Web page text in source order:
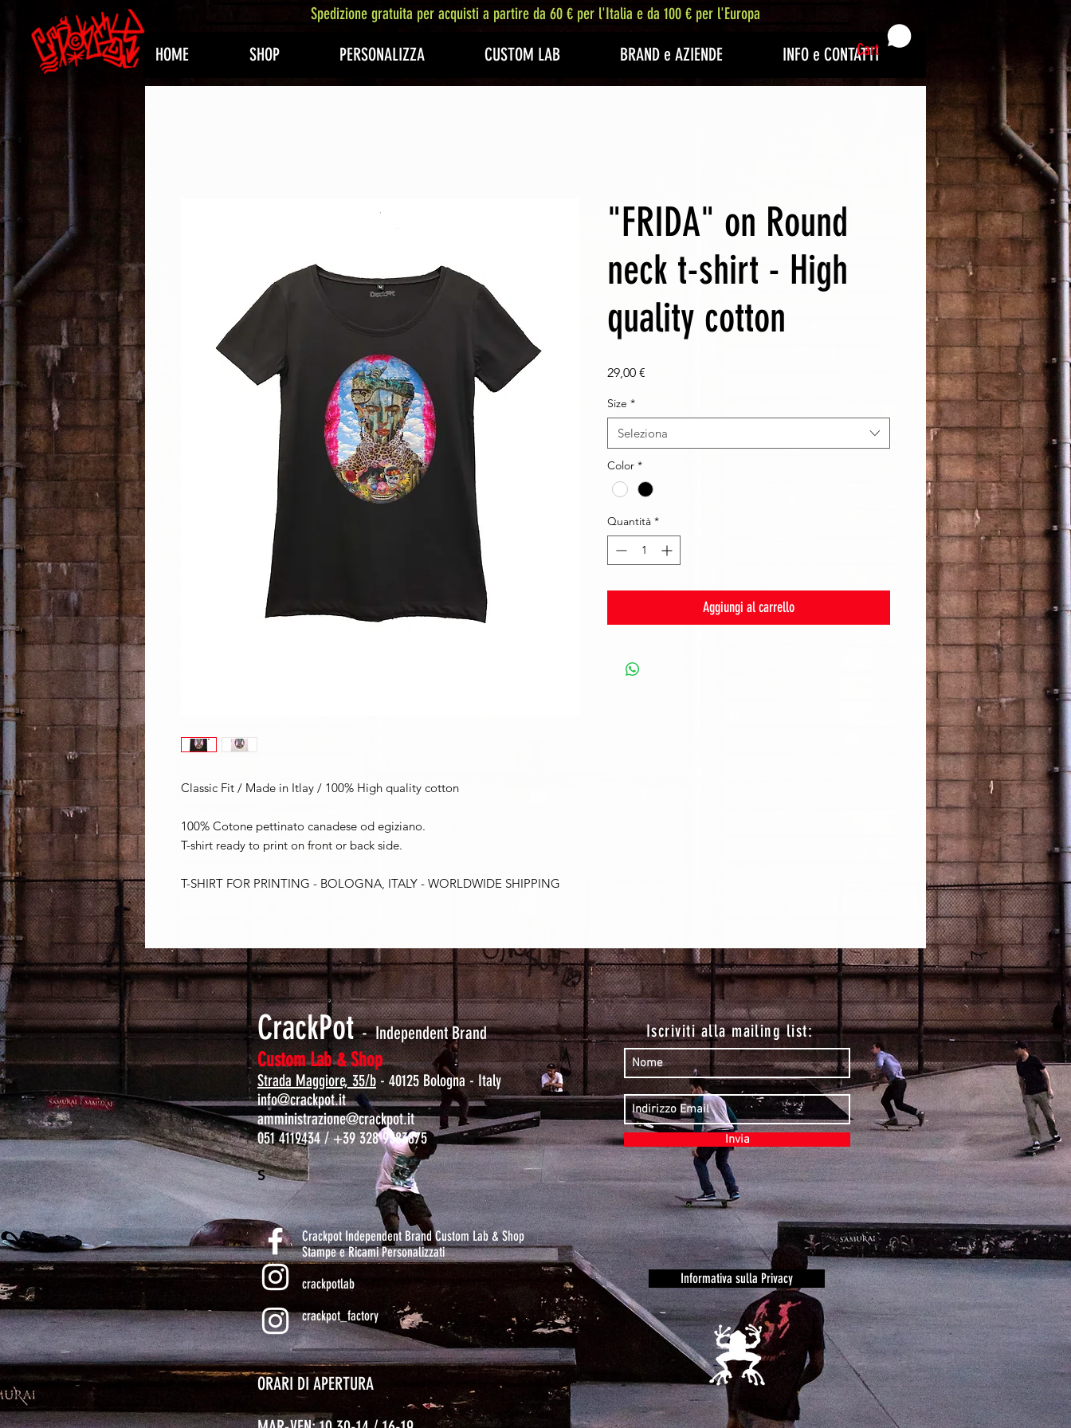
HOME SHOP PERSONALIZZA CUSTOM LAB BRAND e AZIENDE INFO e CONTATTI
Spedizione gratuita per acquisti a partire da 60 € per l'Italia e da 100 € per l'Europa
Cart
Classic Fit / Made in Itlay / 100% High quality cotton
100% Cotone pettinato canadese od egiziano.
T-shirt ready to print on front or back side.
T-SHIRT FOR PRINTING - BOLOGNA, ITALY - WORLDWIDE SHIPPING
"FRIDA" on Round
neck t-shirt - High
quality cotton
29,00 €
Size *
Seleziona
Color *
Quantità *
Aggiungi al carrello
CrackPot- Independent Brand
Custom Lab & Shop
Strada Maggiore, 35/b- 40125 Bologna - Italy
info@crackpot.it
amministrazione@crackpot.it
051 4119434 / +39 328 9383875
S
Crackpot Independent Brand Custom Lab & Shop
Stampe e Ricami Personalizzati
crackpotlab
crackpot_factory
ORARI DI APERTURA
Iscriviti alla mailing list:
Invia
Informativa sulla Privacy